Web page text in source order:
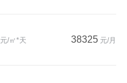
元/㎡*天 38325 元/月